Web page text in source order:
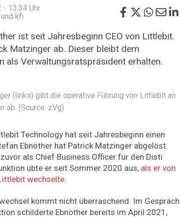
- 13:34 Uhr
und kfi
ist seit Jahresbeginn CEO von Littlebit.
Matzinger ab. Dieser bleibt dem
als Verwaltungsratspräsident erhalten.
(links) gibt die operative Führung von Littlebit an
ab. (Source: zVg)
Technology hat seit Jahresbeginn einen
Ebnöther hat Patrick Matzinger abgelöst.
als Chief Business Officer für den Disti
übte er seit Sommer 2020 aus, als er von
wechselte.
kommt nicht überraschend. Im Gespräch
schilderte Ebnöther bereits im April 2021,